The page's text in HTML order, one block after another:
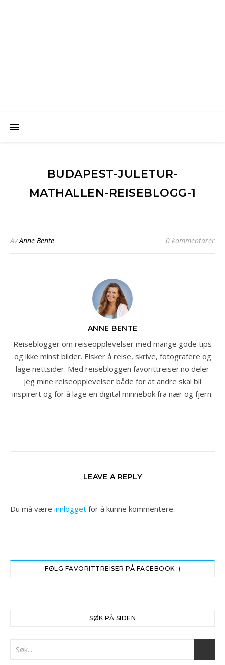
BUDAPEST-JULETUR-
MATHALLEN-REISEBLOGG-1
AvAnne Bente 0 kommentarer
ANNE BENTE
Reiseblogger om reiseopplevelser med mange gode tips
og ikke minst bilder. Elsker å reise, skrive, fotografere og
lage nettsider. Med reisebloggen favorittreiser.no deler
jeg mine reiseopplevelser både for at andre skal bli
inspirert og for å lage en digital minnebok fra nær og fjern.
LEAVE A REPLY
Du må være innlogget for å kunne kommentere.
FØLG FAVORITTREISER PÅ FACEBOOK :)
SØK PÅ SIDEN